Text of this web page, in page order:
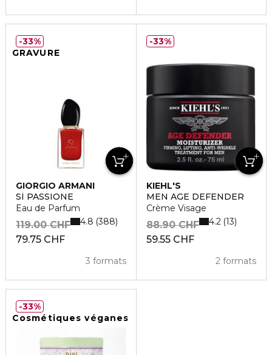
GRAVURE
GIORGIO ARMANI
SÌ PASSIONE
Eau de Parfum
79.75 CHF
119.00 CHF
3 formats
4.8 388
33%
KIEHL'S
MEN AGE DEFENDER
Crème Visage
59.55 CHF
88.90 CHF
2 formats
4.2 13
33%
Cosmétiques véganes
33%